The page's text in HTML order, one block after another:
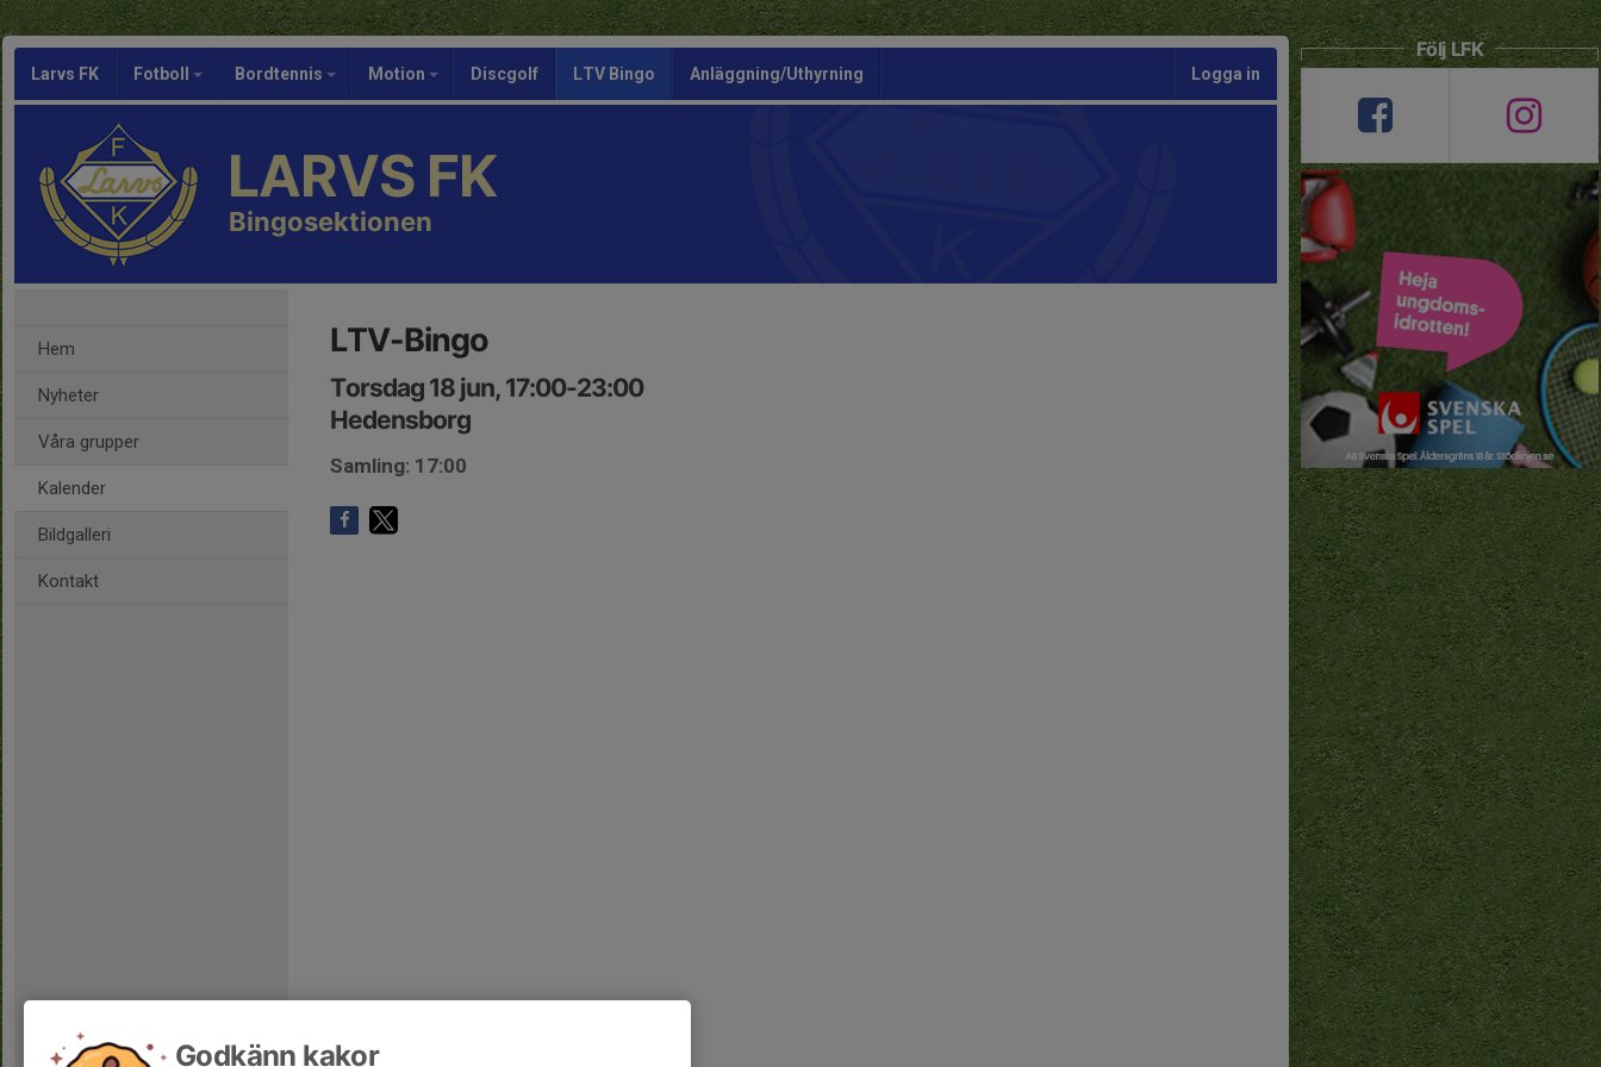
Larvs FK Fotboll Bordtennis Motion Discgolf LTV Bingo Anläggning/Uthyrning Logga in
LARVS FK
Bingosektionen
Hem
Nyheter
Våra grupper
Kalender
Bildgalleri
Kontakt
LTV-Bingo
Torsdag 18 jun, 17:00-23:00
Hedensborg
Samling: 17:00
Följ LFK
Godkänn kakor